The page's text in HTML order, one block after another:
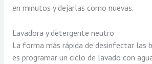
en minutos y dejarlas como nuevas.
Lavadora y detergente neutro
La forma más rápida de desinfectar las
es programar un ciclo de lavado con